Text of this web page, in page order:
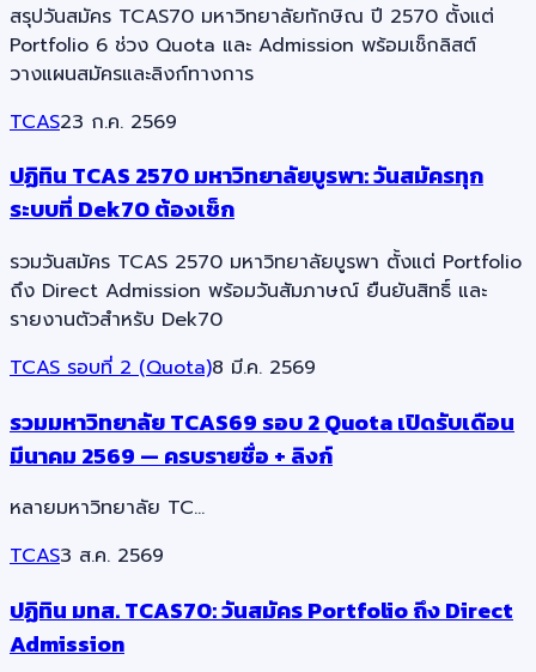
สรุปวันสมัคร TCAS70 มหาวิทยาลัยทักษิณ ปี 2570 ตั้งแต่
Portfolio 6 ช่วง Quota และ Admission พร้อมเช็กลิสต์
วางแผนสมัครและลิงก์ทางการ
TCAS23 ก.ค. 2569
ปฏิทิน TCAS 2570 มหาวิทยาลัยบูรพา: วันสมัครทุก
ระบบที่ Dek70 ต้องเช็ก
รวมวันสมัคร TCAS 2570 มหาวิทยาลัยบูรพา ตั้งแต่ Portfolio
ถึง Direct Admission พร้อมวันสัมภาษณ์ ยืนยันสิทธิ์ และ
รายงานตัวสำหรับ Dek70
TCAS รอบที่ 2 (Quota)8 มี.ค. 2569
รวมมหาวิทยาลัย TCAS69 รอบ 2 Quota เปิดรับเดือน
มีนาคม 2569 — ครบรายชื่อ + ลิงก์
หลายมหาวิทยาลัย TC…
TCAS3 ส.ค. 2569
ปฏิทิน มทส. TCAS70: วันสมัคร Portfolio ถึง Direct
Admission